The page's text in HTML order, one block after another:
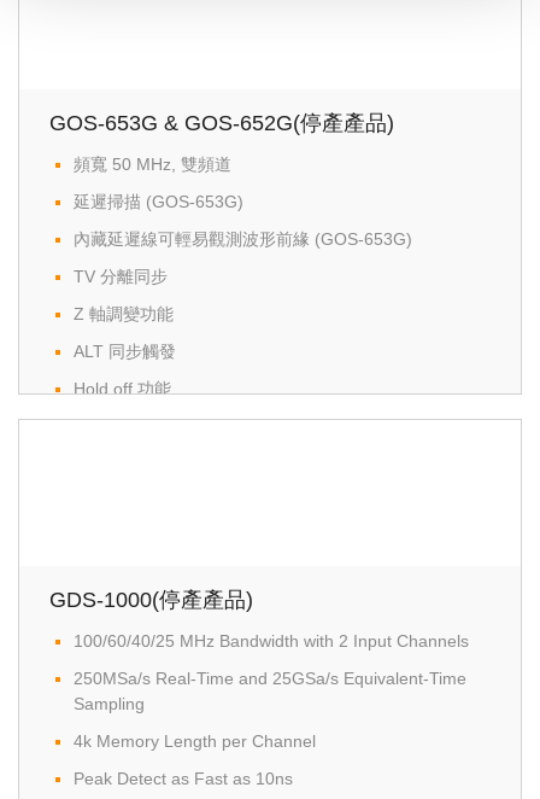
GOS-653G & GOS-652G(停產產品)
頻寬 50 MHz, 雙頻道
延遲掃描 (GOS-653G)
內藏延遲線可輕易觀測波形前緣 (GOS-653G)
TV 分離同步
Z 軸調變功能
ALT 同步觸發
Hold off 功能
觸發準位鎖定功能
GDS-1000(停產產品)
100/60/40/25 MHz Bandwidth with 2 Input Channels
250MSa/s Real-Time and 25GSa/s Equivalent-Time
Sampling
4k Memory Length per Channel
Peak Detect as Fast as 10ns